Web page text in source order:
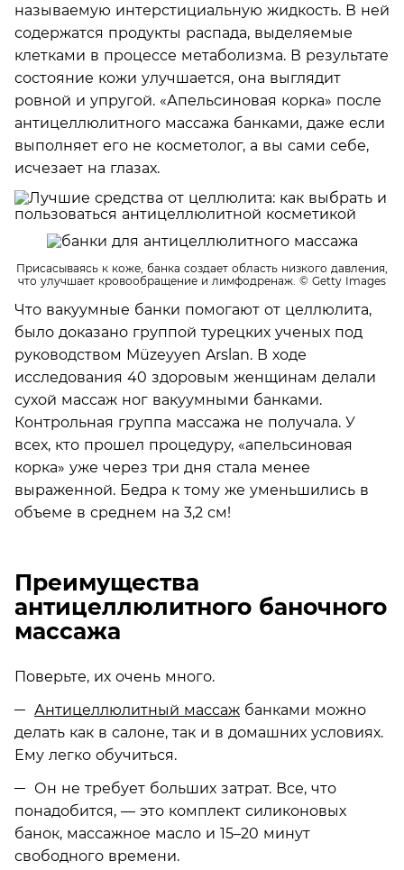
называемую интерстициальную жидкость. В ней
содержатся продукты распада, выделяемые
клетками в процессе метаболизма. В результате
состояние кожи улучшается, она выглядит
ровной и упругой. «Апельсиновая корка» после
антицеллюлитного массажа банками, даже если
выполняет его не косметолог, а вы сами себе,
исчезает на глазах.
Присасываясь к коже, банка создает область низкого давления,
что улучшает кровообращение и лимфодренаж. © Getty Images
Что вакуумные банки помогают от целлюлита,
было доказано группой турецких ученых под
руководством Müzeyyen Arslan. В ходе
исследования 40 здоровым женщинам делали
сухой массаж ног вакуумными банками.
Контрольная группа массажа не получала. У
всех, кто прошел процедуру, «апельсиновая
корка» уже через три дня стала менее
выраженной. Бедра к тому же уменьшились в
объеме в среднем на 3,2 см!
Преимущества
антицеллюлитного баночного
массажа
Поверьте, их очень много.
Антицеллюлитный массаж банками можно
делать как в салоне, так и в домашних условиях.
Ему легко обучиться.
Он не требует больших затрат. Все, что
понадобится, — это комплект силиконовых
банок, массажное масло и 15–20 минут
свободного времени.